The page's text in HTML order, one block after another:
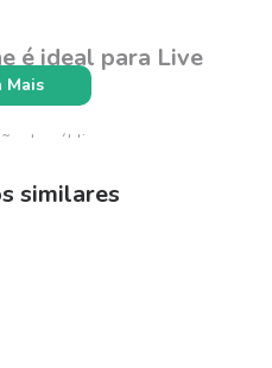
é ideal para Live
do público
da voz
Mais
similares